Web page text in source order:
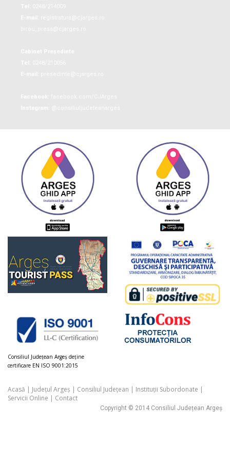
Consiliul Judeţean Argeș deţine
certificare EN ISO 9001:2015
Acasă | Județul Argeș | Consiliul Județean | Instituții Subordonate |
Servicii Online | Contact
Copyright © 2014 Consiliul Județean Argeș